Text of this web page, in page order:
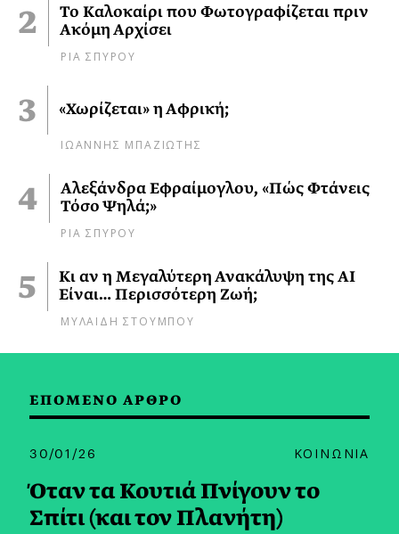
Το Καλοκαίρι που Φωτογραφίζεται πριν
Ακόμη Αρχίσει
ΡΙΑ ΣΠΥΡΟΥ
«Χωρίζεται» η Αφρική;
ΙΩΑΝΝΗΣ ΜΠΑΖΙΩΤΗΣ
Αλεξάνδρα Εφραίμογλου, «Πώς Φτάνεις
Τόσο Ψηλά;»
ΡΙΑ ΣΠΥΡΟΥ
Κι αν η Μεγαλύτερη Ανακάλυψη της AI
Είναι… Περισσότερη Ζωή;
ΜΥΛΑΙΔΗ ΣΤΟΥΜΠΟΥ
ΕΠΟΜΕΝΟ ΑΡΘΡΟ
30/01/26 ΚΟΙΝΩΝΙΑ
Όταν τα Κουτιά Πνίγουν το
Σπίτι (και τον Πλανήτη)